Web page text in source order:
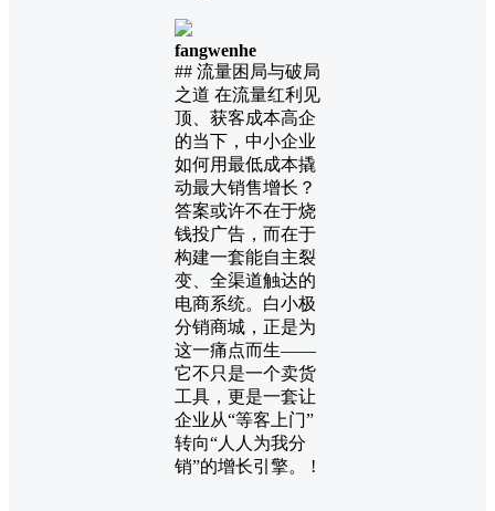
fangwenhe
## 流量困局与破局
之道 在流量红利见
顶、获客成本高企
的当下，中小企业
如何用最低成本撬
动最大销售增长？
答案或许不在于烧
钱投广告，而在于
构建一套能自主裂
变、全渠道触达的
电商系统。白小极
分销商城，正是为
这一痛点而生——
它不只是一个卖货
工具，更是一套让
企业从“等客上门”
转向“人人为我分
销”的增长引擎。 !